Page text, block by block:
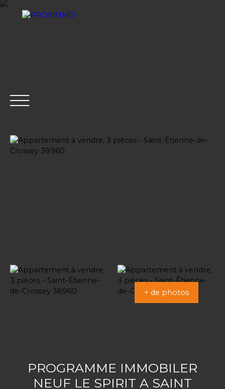
+ de photos
PROGRAMME IMMOBILER
NEUF LE SPIRIT A SAINT